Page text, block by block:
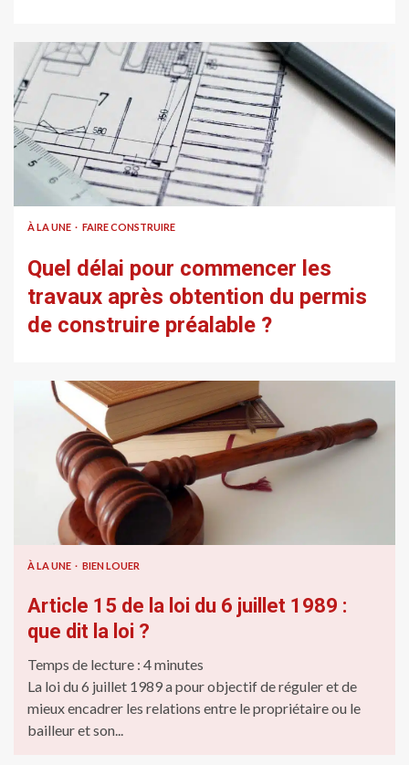
À LA UNE FAIRE CONSTRUIRE
Quel délai pour commencer les
travaux après obtention du permis
de construire préalable ?
À LA UNE BIEN LOUER
Article 15 de la loi du 6 juillet 1989 :
que dit la loi ?
Temps de lecture : 4minutes
La loi du 6 juillet 1989 a pour objectif de réguler et de
mieux encadrer les relations entre le propriétaire ou le
bailleur et son...